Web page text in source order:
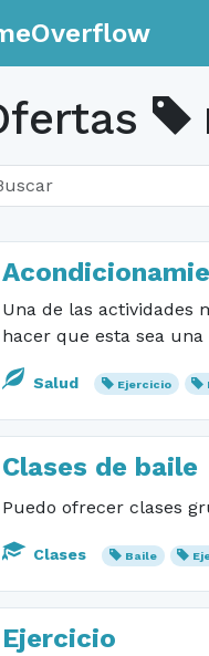
Una de las actividades
hacer que esta sea
Salud Ejercicio
Clases de baile
Puedo ofrecer clases
Clases Baile
Ejercicio